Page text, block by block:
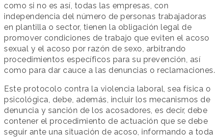
como si no es así, todas las empresas, con
independencia del número de personas trabajadoras
en plantilla o sector, tienen la obligación legal de
promover condiciones de trabajo que eviten el acoso
sexual y el acoso por razón de sexo, arbitrando
procedimientos específicos para su prevención, así
como para dar cauce a las denuncias o reclamaciones.
Este protocolo contra la violencia laboral, sea física o
psicológica, debe, además, incluir los mecanismos de
denuncia y sanción de los acosadores, es decir, debe
contener el procedimiento de actuación que se debe
seguir ante una situación de acoso, informando a toda